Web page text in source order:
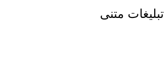
تبلیغات متنی